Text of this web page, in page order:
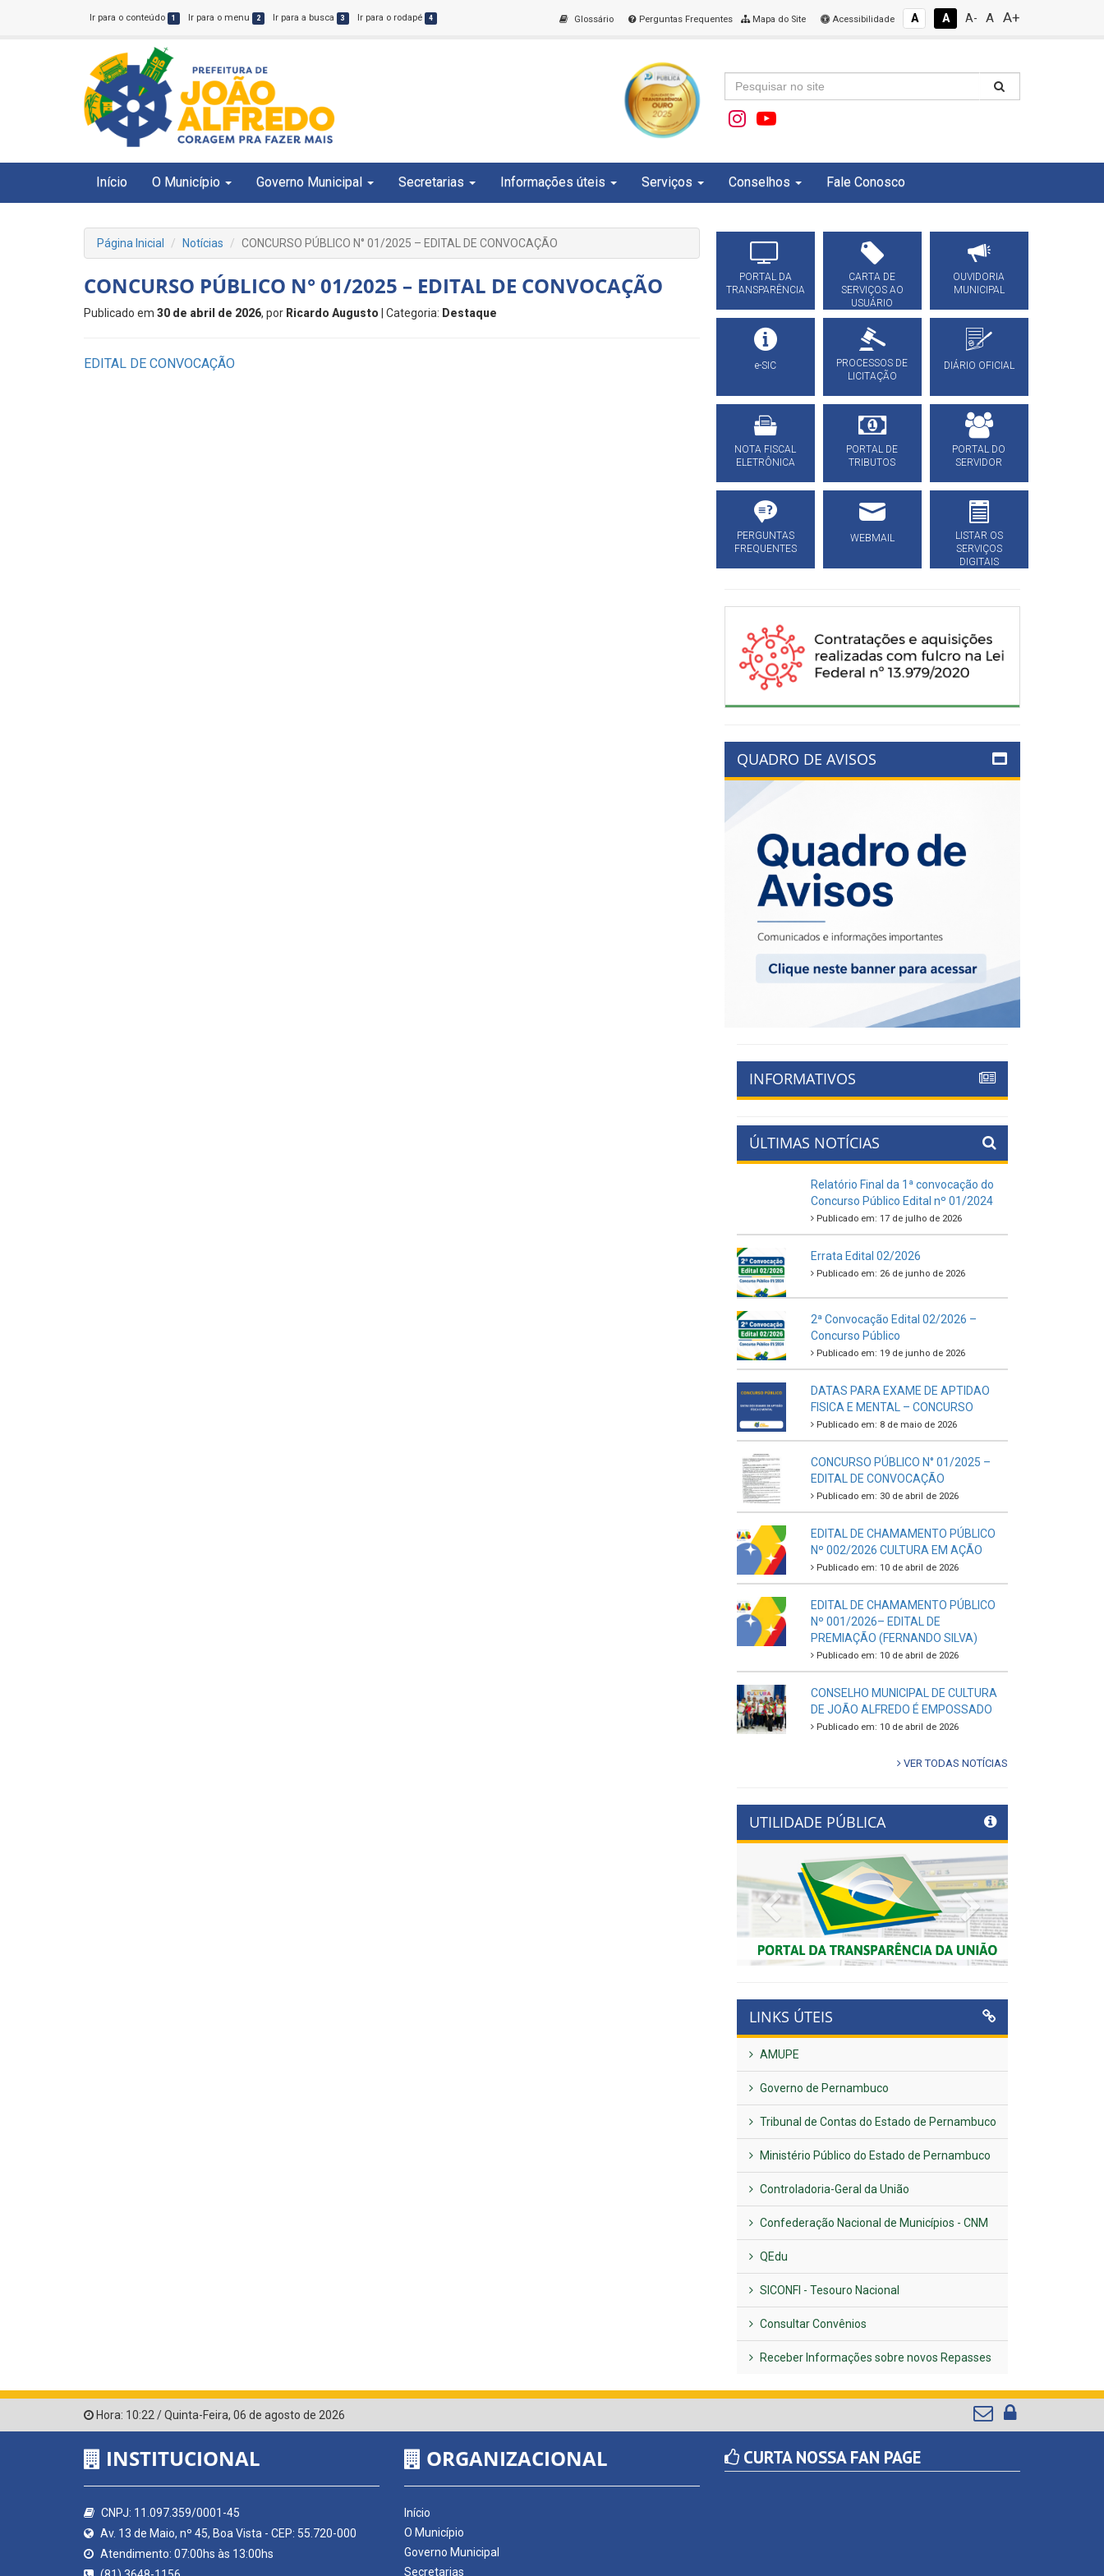
Ir para o conteúdo 1 Ir para o menu 2 Ir para a busca 3 Ir para o rodapé 4 Glossário Perguntas Frequentes Mapa do Site Acessibilidade A A A- A A+
Início O Município Governo Municipal Secretarias Informações úteis Serviços Conselhos Fale Conosco
Página Inicial Notícias CONCURSO PÚBLICO N° 01/2025 – EDITAL DE CONVOCAÇÃO
CONCURSO PÚBLICO N° 01/2025 – EDITAL DE CONVOCAÇÃO
Publicado em 30 de abril de 2026, por Ricardo Augusto | Categoria: Destaque
EDITAL DE CONVOCAÇÃO
PORTAL DA
TRANSPARÊNCIA
CARTA DE
SERVIÇOS AO
USUÁRIO
OUVIDORIA
MUNICIPAL
e-SIC
PROCESSOS DE
LICITAÇÃO
DIÁRIO OFICIAL
NOTA FISCAL
ELETRÔNICA
PORTAL DE
TRIBUTOS
PORTAL DO
SERVIDOR
PERGUNTAS
FREQUENTES
WEBMAIL
LISTAR OS
SERVIÇOS
DIGITAIS
QUADRO DE AVISOS
INFORMATIVOS
ÚLTIMAS NOTÍCIAS
Relatório Final da 1ª convocação do
Concurso Público Edital nº 01/2024
Publicado em: 17 de julho de 2026
Errata Edital 02/2026
Publicado em: 26 de junho de 2026
2ª Convocação Edital 02/2026 –
Concurso Público
Publicado em: 19 de junho de 2026
DATAS PARA EXAME DE APTIDAO
FISICA E MENTAL – CONCURSO
Publicado em: 8 de maio de 2026
CONCURSO PÚBLICO N° 01/2025 –
EDITAL DE CONVOCAÇÃO
Publicado em: 30 de abril de 2026
EDITAL DE CHAMAMENTO PÚBLICO
Nº 002/2026 CULTURA EM AÇÃO
Publicado em: 10 de abril de 2026
EDITAL DE CHAMAMENTO PÚBLICO
Nº 001/2026– EDITAL DE
PREMIAÇÃO (FERNANDO SILVA)
Publicado em: 10 de abril de 2026
CONSELHO MUNICIPAL DE CULTURA
DE JOÃO ALFREDO É EMPOSSADO
Publicado em: 10 de abril de 2026
VER TODAS NOTÍCIAS
UTILIDADE PÚBLICA
Previous Next
LINKS ÚTEIS
AMUPE
Governo de Pernambuco
Tribunal de Contas do Estado de Pernambuco
Ministério Público do Estado de Pernambuco
Controladoria-Geral da União
Confederação Nacional de Municípios - CNM
QEdu
SICONFI - Tesouro Nacional
Consultar Convênios
Receber Informações sobre novos Repasses
Hora: 10:22 /Quinta-Feira, 06 de agosto de 2026
INSTITUCIONAL
CNPJ: 11.097.359/0001-45
Av. 13 de Maio, nº 45, Boa Vista - CEP: 55.720-000
Atendimento: 07:00hs às 13:00hs
ORGANIZACIONAL
Início
O Município
Governo Municipal
Secretarias
CURTA NOSSA FAN PAGE